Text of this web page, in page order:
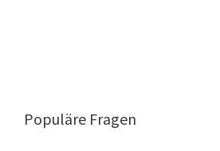
Populäre Fragen